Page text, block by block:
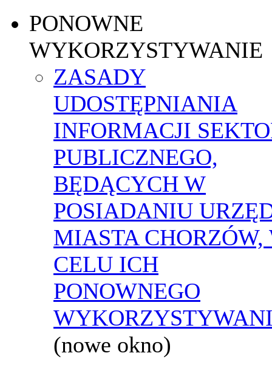
PONOWNE
WYKORZYSTYWANIE
ZASADY
UDOSTĘPNIANIA
INFORMACJI
PUBLICZNEGO,
BĘDĄCYCH W
POSIADANIU
MIASTA CHORZÓW,
CELU ICH
PONOWNEGO
(nowe okno)